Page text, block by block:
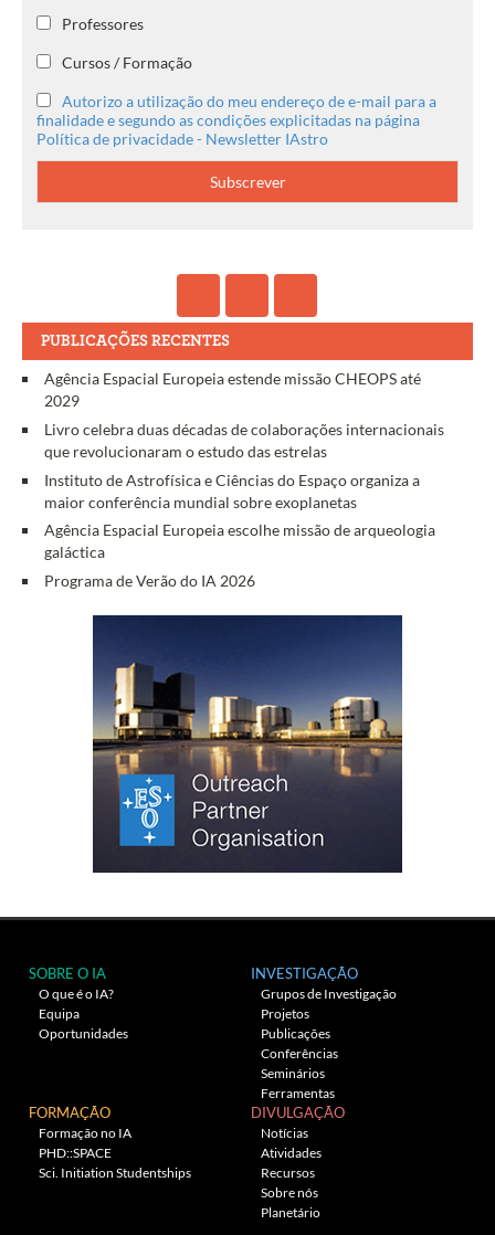
Professores
Cursos / Formação
Autorizo a utilização do meu endereço de e-mail para a
finalidade e segundo as condições explicitadas na página
Política de privacidade - Newsletter IAstro
PUBLICAÇÕES RECENTES
Agência Espacial Europeia estende missão CHEOPS até
2029
Livro celebra duas décadas de colaborações internacionais
que revolucionaram o estudo das estrelas
Instituto de Astrofísica e Ciências do Espaço organiza a
maior conferência mundial sobre exoplanetas
Agência Espacial Europeia escolhe missão de arqueologia
galáctica
Programa de Verão do IA 2026
SOBRE O IA
O que é o IA?
Equipa
Oportunidades
INVESTIGAÇÃO
Grupos de Investigação
Projetos
Publicações
Conferências
Seminários
Ferramentas
FORMAÇÃO
Formação no IA
PHD::SPACE
Sci. Initiation Studentships
DIVULGAÇÃO
Notícias
Atividades
Recursos
Sobre nós
Planetário